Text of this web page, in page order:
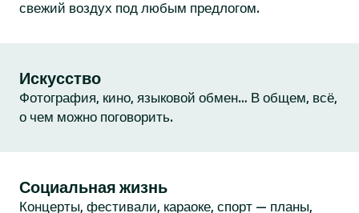
свежий воздух под любым предлогом.
Искусство
Фотография, кино, языковой обмен… В общем, всё,
о чем можно поговорить.
Социальная жизнь
Концерты, фестивали, караоке, спорт — планы,